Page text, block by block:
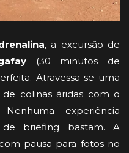
, a excursão de
(30 minutos de
Atravessa-se uma
colinas áridas com o
experiência
briefing bastam. A
pausa para fotos no